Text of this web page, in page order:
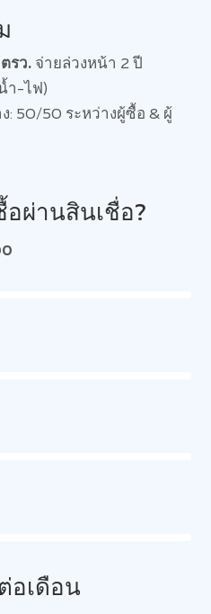
รว. จ่ายล่วงหน้า 2 ปี
ำ-ไฟ)
: 50/50 ระหว่างผู้ซื้อ & ผู้
ผ่านสินเชื่อ?
อเดือน